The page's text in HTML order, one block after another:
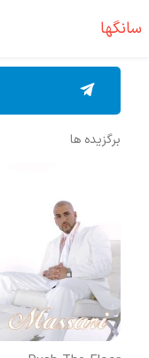
سانگها
برگزیده ها